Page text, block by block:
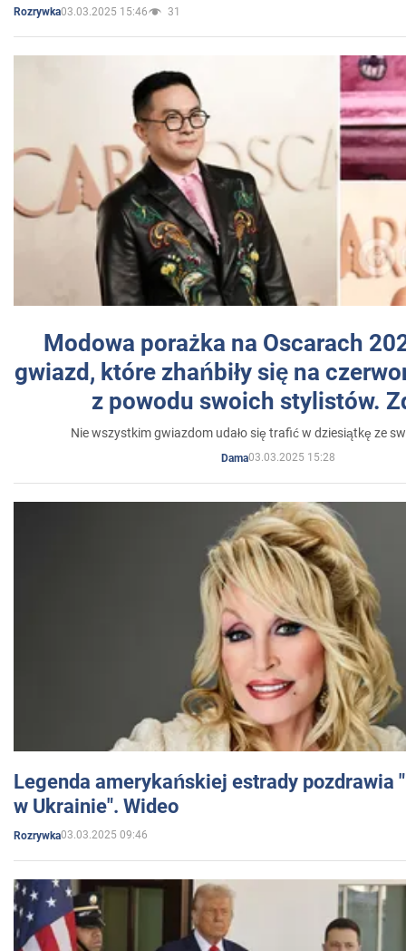
Rozrywka03.03.2025 15:46 31
Modowa porażka na Oscarach
gwiazd, które zhańbiły się na
z powodu swoich stylistów.
Nie wszystkim gwiazdom udało się trafić w dziesiątkę ze
Dama03.03.2025 15:28
Legenda amerykańskiej estrady pozdrawia
w Ukrainie". Wideo
Rozrywka03.03.2025 09:46